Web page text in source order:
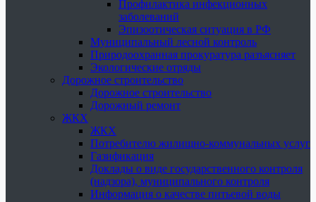
Профилактика инфекционных
заболеваний
Эпизоотическая ситуация в РФ
Муниципальный лесной контроль
Природоохранная прокуратура разъясняет
Экологические отряды
Дорожное строительство
Дорожное строительство
Дорожный ремонт
ЖКХ
ЖКХ
Потребителю жилищно-коммунальных услуг
Газификация
Доклады о виде государственного контроля
(надзора), муниципального контроля
Информация о качестве питьевой воды